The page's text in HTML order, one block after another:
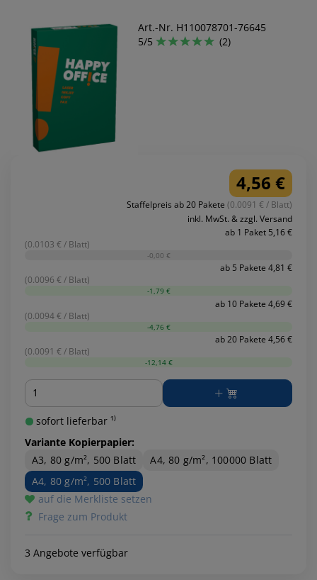
Art.-Nr. H110078701-76645
5/5
(2)
4,56 €
Staffelpreis ab 20 Pakete (0.0091 € / Blatt)
inkl. MwSt. & zzgl. Versand
ab 1 Paket 5,16 €
(0.0103 € / Blatt)
-0,00 €
ab 5 Pakete 4,81 €
(0.0096 € / Blatt)
-1,79 €
ab 10 Pakete 4,69 €
(0.0094 € / Blatt)
-4,76 €
ab 20 Pakete 4,56 €
(0.0091 € / Blatt)
-12,14 €
Menge
sofort lieferbar ¹⁾
Variante Kopierpapier:
A3, 80 g/m², 500 Blatt
A4, 80 g/m², 100000 Blatt
A4, 80 g/m², 500 Blatt
auf die Merkliste setzen
Frage zum Produkt
3 Angebote verfügbar